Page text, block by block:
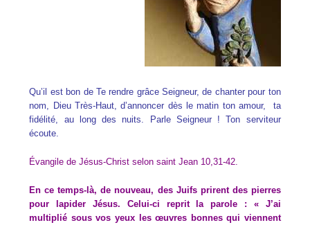
Qu’il est bon de Te rendre grâce Seigneur, de chanter pour ton
nom, Dieu Très-Haut, d’annoncer dès le matin ton amour, ta
fidélité, au long des nuits. Parle Seigneur ! Ton serviteur
écoute.
Évangile de Jésus-Christ selon saint Jean 10,31-42.
En ce temps-là, de nouveau, des Juifs prirent des pierres
pour lapider Jésus. Celui-ci reprit la parole : « J’ai
multiplié sous vos yeux les œuvres bonnes qui viennent